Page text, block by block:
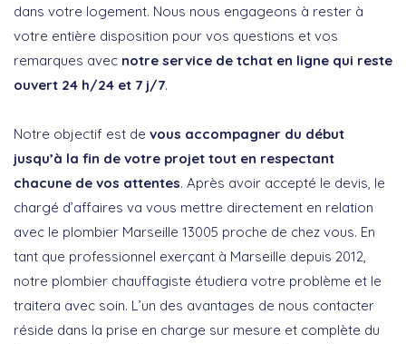
dans votre logement. Nous nous engageons à rester à
votre entière disposition pour vos questions et vos
remarques avec notre service de tchat en ligne qui reste
ouvert 24 h/24 et 7 j/7.
Notre objectif est de vous accompagner du début
jusqu’à la fin de votre projet tout en respectant
chacune de vos attentes. Après avoir accepté le devis, le
chargé d’affaires va vous mettre directement en relation
avec le plombier Marseille 13005 proche de chez vous. En
tant que professionnel exerçant à Marseille depuis 2012,
notre plombier chauffagiste étudiera votre problème et le
traitera avec soin. L’un des avantages de nous contacter
réside dans la prise en charge sur mesure et complète du